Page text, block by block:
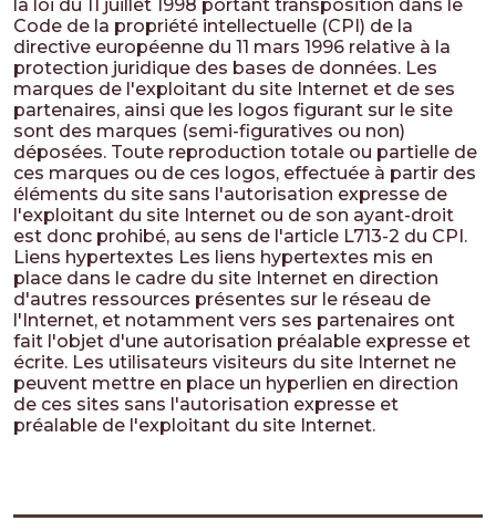
la loi du 11 juillet 1998 portant transposition dans le
Code de la propriété intellectuelle (CPI) de la
directive européenne du 11 mars 1996 relative à la
protection juridique des bases de données. Les
marques de l'exploitant du site Internet et de ses
partenaires, ainsi que les logos figurant sur le site
sont des marques (semi-figuratives ou non)
déposées. Toute reproduction totale ou partielle de
ces marques ou de ces logos, effectuée à partir des
éléments du site sans l'autorisation expresse de
l'exploitant du site Internet ou de son ayant-droit
est donc prohibé, au sens de l'article L713-2 du CPI.
Liens hypertextes Les liens hypertextes mis en
place dans le cadre du site Internet en direction
d'autres ressources présentes sur le réseau de
l'Internet, et notamment vers ses partenaires ont
fait l'objet d'une autorisation préalable expresse et
écrite. Les utilisateurs visiteurs du site Internet ne
peuvent mettre en place un hyperlien en direction
de ces sites sans l'autorisation expresse et
préalable de l'exploitant du site Internet.